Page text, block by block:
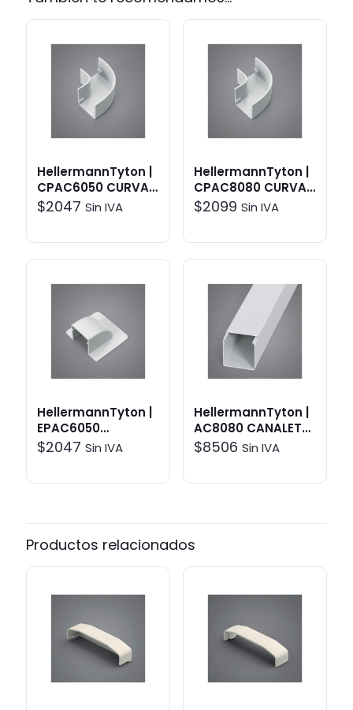
HellermannTyton |
CPAC6050 CURVA
PLANA HELACLIMA
$2047 Sin IVA
HellermannTyton |
CPAC8080 CURVA
PLANA HELACLIMA
$2099 Sin IVA
HellermannTyton |
EPAC6050
ENTRADA PARED
HELACLIMA 60X50 |
$2047 Sin IVA
HellermannTyton |
AC8080 CANALETA
BLANCA HELACLIMA
80X80 2MT |
$8506 Sin IVA
Productos relacionados